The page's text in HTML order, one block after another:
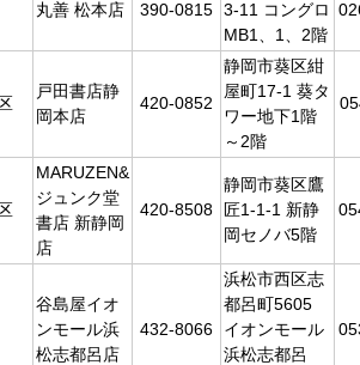
丸善 松本店 390-0815 3-11 コングロ
MB1、1、2階
戸田書店静
岡本店
420-0852
静岡市葵区紺
屋町17-1 葵タ
ワー地下1階
～2階
MARUZEN&
ジュンク堂
書店 新静岡
店
420-8508
静岡市葵区鷹
匠1-1-1 新静
岡セノバ5階
谷島屋イオ
ンモール浜
松志都呂店
432-8066
浜松市西区志
都呂町5605
イオンモール
浜松志都呂